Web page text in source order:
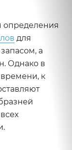
определения
для
а
Однако в
к